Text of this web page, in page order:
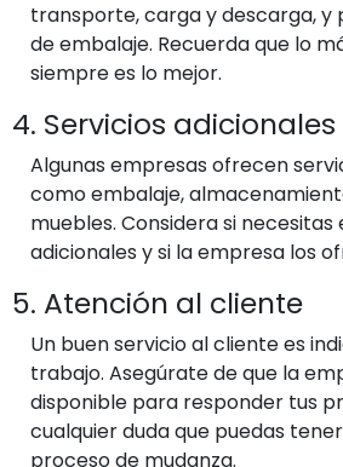
transporte, carga y descarga, y
de embalaje. Recuerda que lo
siempre es lo mejor.
4. Servicios adicionales
Algunas empresas ofrecen
como embalaje,
muebles. Considera si necesitas
adicionales y si la empresa los
5. Atención al cliente
Un buen servicio al cliente es
trabajo. Asegúrate de que la
disponible para responder tus
cualquier duda que puedas
proceso de mudanza.